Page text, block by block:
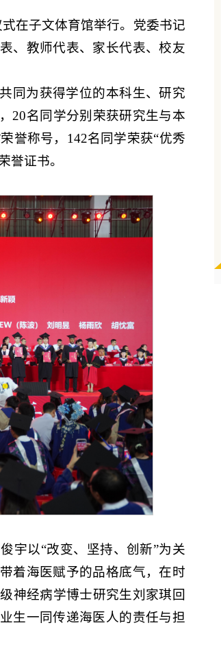
在子文体育馆举行。党委书记
、教师代表、家长代表、校友
同为获得学位的本科生、研究
20名同学分别荣获研究生与本
誉称号，142名同学荣获“优秀
誉证书。
宇以“改变、坚持、创新”为关
着海医赋予的品格底气，在时
神经病学博士研究生刘家琪回
生一同传递海医人的责任与担